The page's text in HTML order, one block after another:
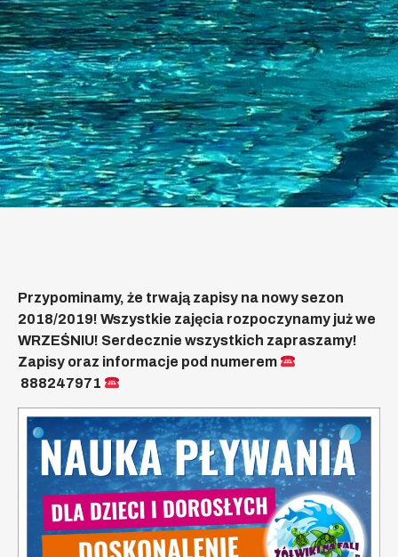
Przypominamy, że trwają zapisy na nowy sezon
2018/2019! Wszystkie zajęcia rozpoczynamy już we
WRZEŚNIU! Serdecznie wszystkich zapraszamy!
Zapisy oraz informacje pod numerem
888247971